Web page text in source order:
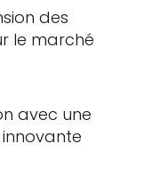
des
le marché
avec une